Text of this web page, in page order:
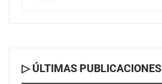
▷ ÚLTIMAS PUBLICACIONES